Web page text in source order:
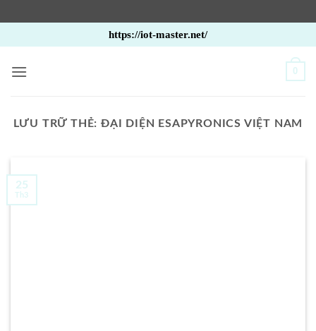
qua
nội
https://iot-master.net/
0
LƯU TRỮ THẺ:ĐẠI DIỆN ESAPYRONICS VIỆT NAM
25
Th3